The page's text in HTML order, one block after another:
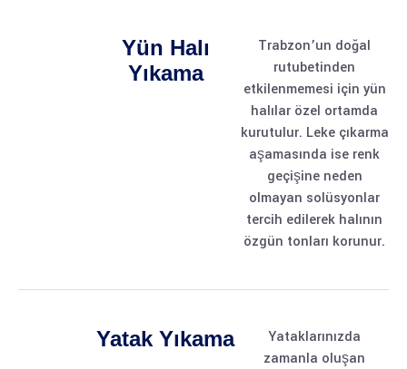
Yün Halı
Yıkama
Trabzon’un doğal
rutubetinden
etkilenmemesi için yün
halılar özel ortamda
kurutulur. Leke çıkarma
aşamasında ise renk
geçişine neden
olmayan solüsyonlar
tercih edilerek halının
özgün tonları korunur.
Yatak Yıkama
Yataklarınızda
zamanla oluşan